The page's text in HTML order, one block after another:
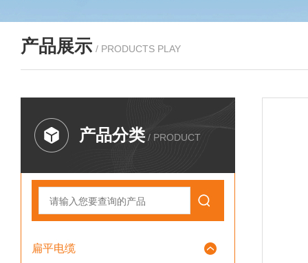
产品展示 / PRODUCTS PLAY
产品分类 / PRODUCT
扁平电缆